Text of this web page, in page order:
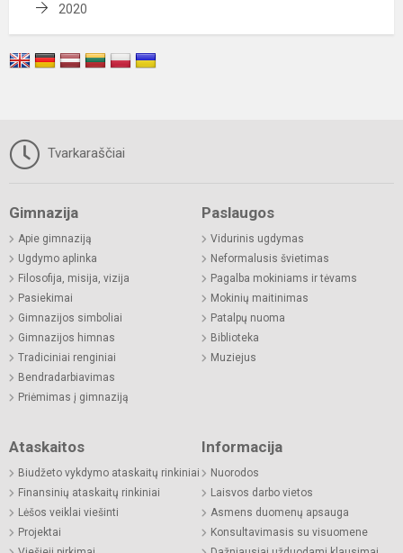
2020
Tvarkaraščiai
Gimnazija
Apie gimnaziją
Ugdymo aplinka
Filosofija, misija, vizija
Pasiekimai
Gimnazijos simboliai
Gimnazijos himnas
Tradiciniai renginiai
Bendradarbiavimas
Priėmimas į gimnaziją
Paslaugos
Vidurinis ugdymas
Neformalusis švietimas
Pagalba mokiniams ir tėvams
Mokinių maitinimas
Patalpų nuoma
Biblioteka
Muziejus
Ataskaitos
Biudžeto vykdymo ataskaitų rinkiniai
Finansinių ataskaitų rinkiniai
Lėšos veiklai viešinti
Projektai
Informacija
Nuorodos
Laisvos darbo vietos
Asmens duomenų apsauga
Konsultavimasis su visuomene